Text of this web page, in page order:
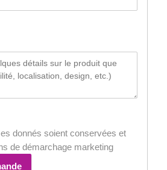
donnés soient conservées et
de démarchage marketing